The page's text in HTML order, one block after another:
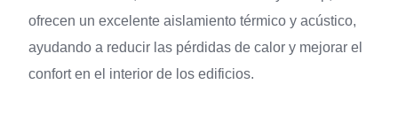
ofrecen un excelente aislamiento térmico y acústico,
ayudando a reducir las pérdidas de calor y mejorar el
confort en el interior de los edificios.